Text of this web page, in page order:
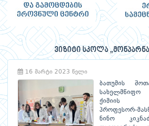
ვიზიტი სკოლა
16 მარტი 2023 წელი
ბათუმის
სახელმწიფო
ქიმიის
პროფესორ-
ნინო